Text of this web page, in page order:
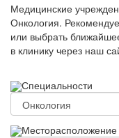
Медицинские
Онкология.
или выбрать
в клинику через наш
Специальности
Месторасположение